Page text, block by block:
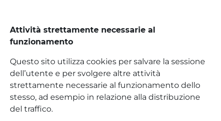
Attività strettamente necessarie al
funzionamento
Questo sito utilizza cookies per salvare la sessione
dell’utente e per svolgere altre attività
strettamente necessarie al funzionamento dello
stesso, ad esempio in relazione alla distribuzione
del traffico.